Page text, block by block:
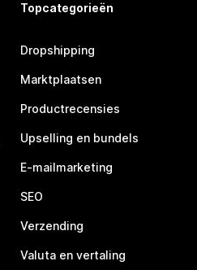
Topcategorieën
Dropshipping
Marktplaatsen
Productrecensies
Upselling en bundels
E-mailmarketing
SEO
Verzending
Valuta en vertaling